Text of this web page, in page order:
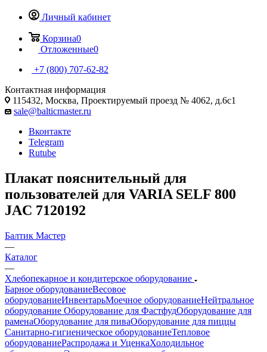
Личный кабинет
Корзина0
Отложенные0
+7 (800) 707-62-82
Контактная информация
115432, Москва, Проектируемый проезд № 4062, д.6с1
sale@balticmaster.ru
Вконтакте
Telegram
Rutube
Плакат пояснительный для
пользователей для VARIA SELF 800
JAC 7120192
Балтик Мастер
—
Каталог
—
Хлебопекарное и кондитерское оборудование
Барное оборудованиеВесовое
оборудованиеИнвентарьМоечное оборудованиеНейтральное
оборудование Оборудование для ФастфудОборудование для
раменаОборудование для пиваОборудование для пиццы
Санитарно-гигиеническое оборудованиеТепловое
оборудованиеРаспродажа и УценкаХолодильное